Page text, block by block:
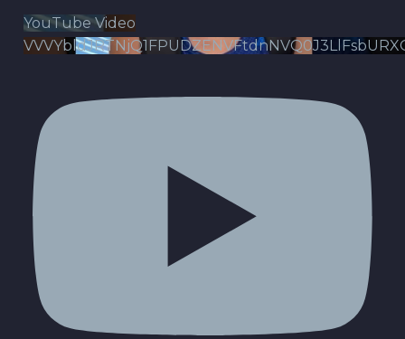
YouTube Video